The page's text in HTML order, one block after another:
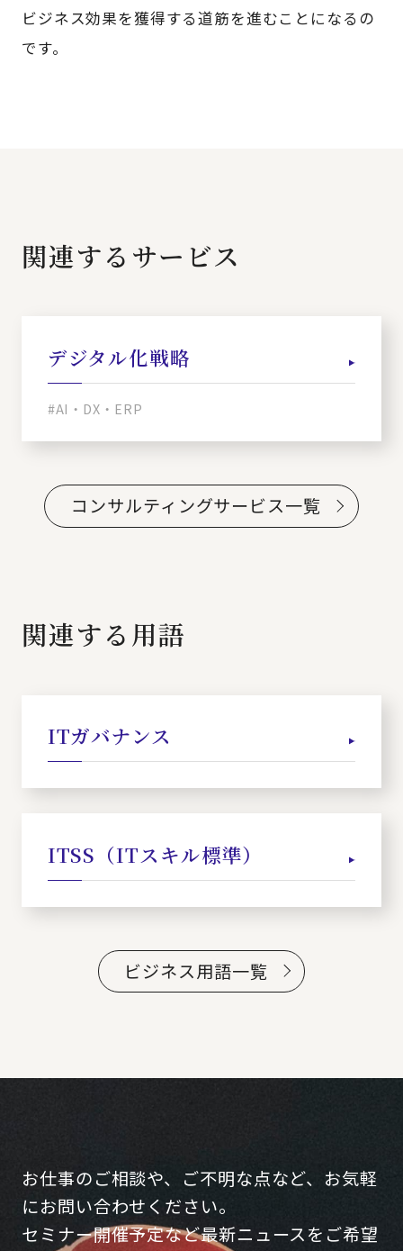
ビジネス効果を獲得する道筋を進むことになるの
です。
関連するサービス
デジタル化戦略
#AI・DX・ERP
コンサルティングサービス一覧
関連する用語
ITガバナンス
ITSS（ITスキル標準）
ビジネス用語一覧
お仕事のご相談や、ご不明な点など、お気軽
にお問い合わせください。
セミナー開催予定など最新ニュースをご希望